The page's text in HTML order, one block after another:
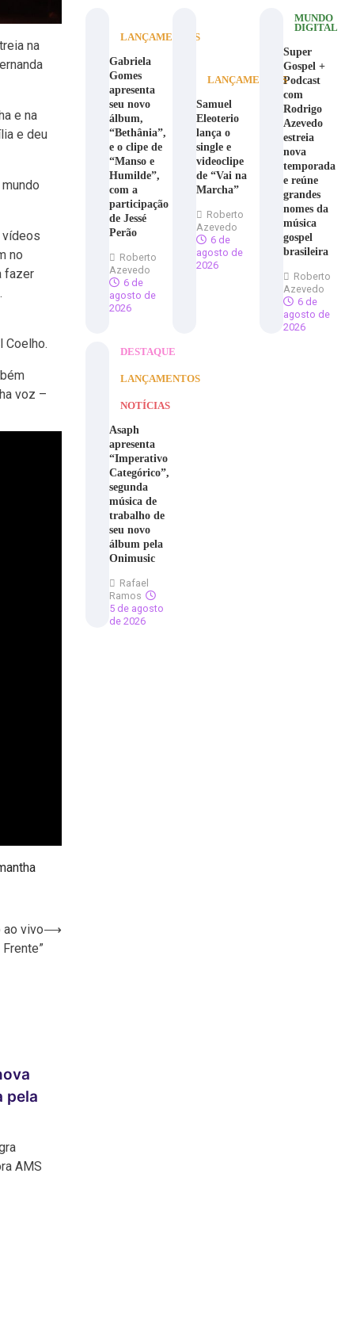
na
e na
e deu
vídeos
no
fazer
Coelho.
voz –
ao vivo⟶
pela
AMS
LANÇAMENTOS
Gabriela
Gomes
apresenta
seu novo
álbum,
“Bethânia”,
e o clipe de
“Manso e
Humilde”,
com a
participação
de Jessé
Perão
Roberto
Azevedo
6 de
agosto de
2026
LANÇAMENTOS
Samuel
Eleoterio
lança o
single e
videoclipe
de “Vai na
Marcha”
Roberto
Azevedo
6 de
agosto de
2026
MUNDO
DIGITAL
Super
Gospel +
Podcast
com
Rodrigo
Azevedo
estreia
nova
temporada
e reúne
grandes
nomes da
música
gospel
brasileira
Roberto
Azevedo
6 de
agosto de
2026
DESTAQUE
LANÇAMENTOS
NOTÍCIAS
Asaph
apresenta
“Imperativo
Categórico”,
segunda
música de
trabalho de
seu novo
álbum pela
Onimusic
Rafael
Ramos
5 de agosto
de 2026